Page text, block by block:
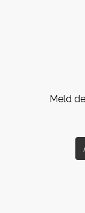
Meld